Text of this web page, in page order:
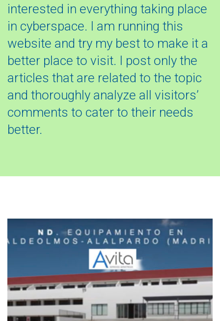
interested in everything taking place
in cyberspace. I am running this
website and try my best to make it a
better place to visit. I post only the
articles that are related to the topic
and thoroughly analyze all visitors’
comments to cater to their needs
better.